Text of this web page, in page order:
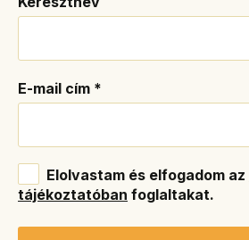
E-mail cím *
Elolvastam és elfogadom az
tájékoztatóban foglaltakat.